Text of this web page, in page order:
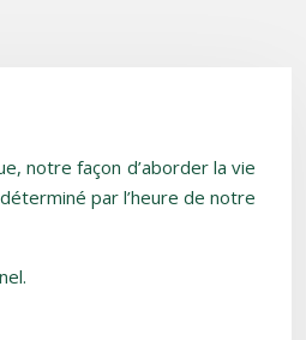
notre façon d’aborder la vie
par l’heure de notre